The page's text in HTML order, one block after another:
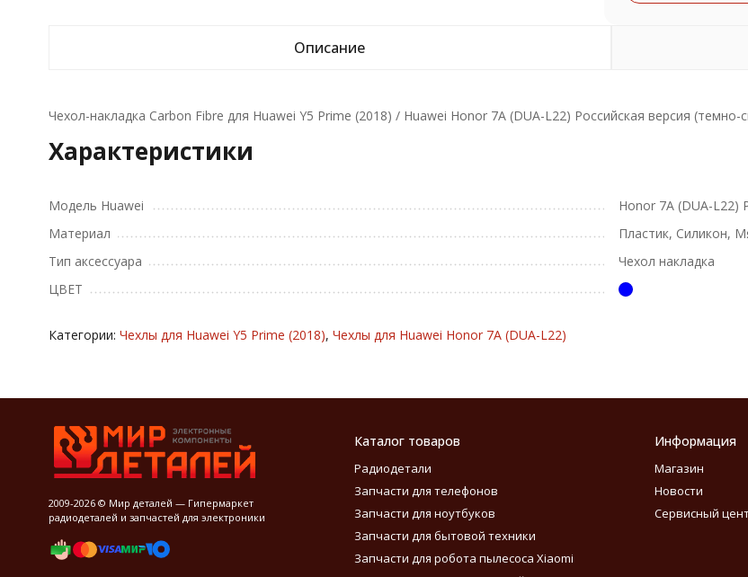
Описание
Чехол-накладка Carbon Fibre для Huawei Y5 Prime (2018) / Huawei Honor 7A (DUA-L22) Российская версия (темно-
Характеристики
Модель Huawei
Honor 7A (DUA-L22)
Материал
Пластик, Силикон,
Тип аксессуара
Чехол накладка
ЦВЕТ
Категории: Чехлы для Huawei Y5 Prime (2018), Чехлы для Huawei Honor 7A (DUA-L22)
2009-2026 © Мир деталей — Гипермаркет
радиодеталей и запчастей для электроники
Каталог товаров
Радиодетали
Запчасти для телефонов
Запчасти для ноутбуков
Запчасти для бытовой техники
Запчасти для робота пылесоса Xiaomi
Информация
Магазин
Новости
Сервисный